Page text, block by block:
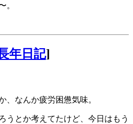
。
年日記]
、なんか疲労困憊気味。
うとか考えてたけど、今日はもう